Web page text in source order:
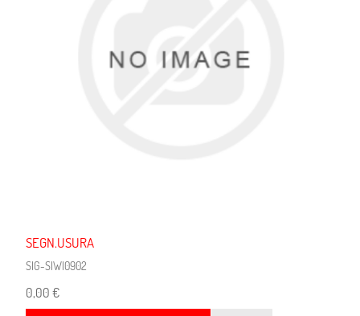
SEGN.USURA
SIG-SIWI0902
0,00 €